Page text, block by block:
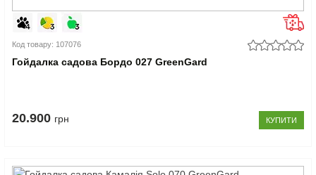
Код товару: 107076
Гойдалка садова Бордо 027 GreenGard
20.900 грн КУПИТИ